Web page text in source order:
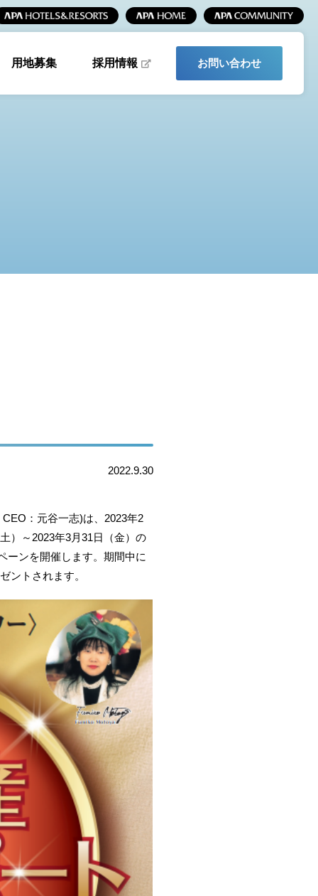
用地募集 採用情報 お問い合わせ
2022.9.30
：元谷一志)は、2023年2
）～2023年3月31日（金）の
ーンを開催します。期間中に
ントされます。